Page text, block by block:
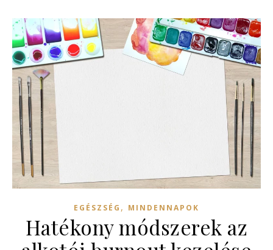
EGÉSZSÉG , MINDENNAPOK
Hatékony módszerek az